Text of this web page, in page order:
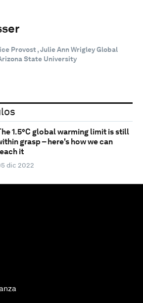
Provost , Julie Ann Wrigley Global
State University
1.5°C global warming limit is still
grasp – here's how we can
it
dic 2022